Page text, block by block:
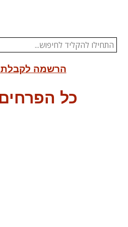
הרשמה לקבלת
כל